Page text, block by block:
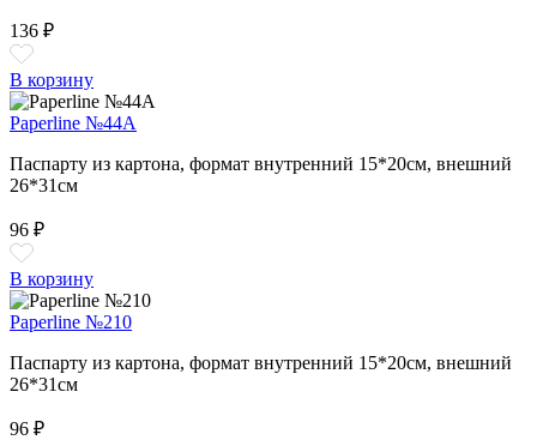
136 ₽
В корзину
Paperline №44A
Паспарту из картона, формат внутренний 15*20см, внешний
26*31см
96 ₽
В корзину
Paperline №210
Паспарту из картона, формат внутренний 15*20см, внешний
26*31см
96 ₽